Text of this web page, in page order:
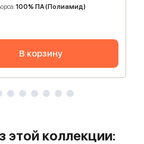
100% ПА (Полиамид)
В корзину
этой коллекции: